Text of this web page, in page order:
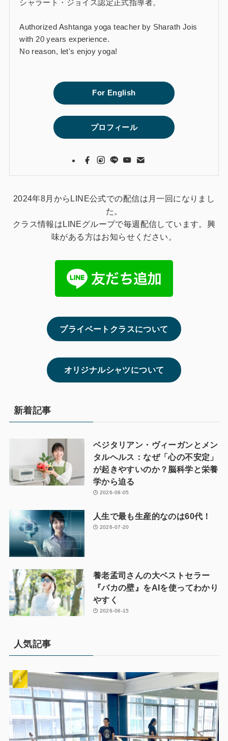
シャラート・ジョイス認定正式指導者。
Authorized Ashtanga yoga teacher by Sharath Jois
with 20 years experience.
No reason, let's enjoy yoga!
For English
プロフィール
2024年8月からLINE公式での配信は月一回になりまし
た。
クラス情報はLINEグループで毎週配信しています。興
味がある方はお知らせください。
プライベートクラスについて
オリジナルシャツについて
新着記事
ベジタリアン・ヴィーガンとメン
タルヘルス：なぜ「心の不安定」
が起きやすいのか？脳科学と栄養
学から迫る
2026-08-05
人生で最も生産的なのは60代！
2026-07-20
養老孟司さんの大ベストセラー
『バカの壁』をAIを使ってわかり
やすく
2026-06-15
人気記事